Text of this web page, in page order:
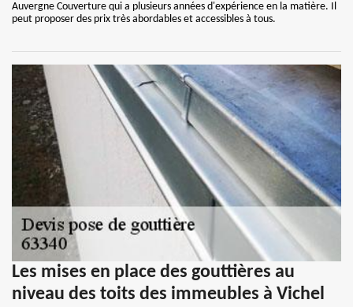
Auvergne Couverture qui a plusieurs années d'expérience en la matière. Il
peut proposer des prix très abordables et accessibles à tous.
Les mises en place des gouttières au
niveau des toits des immeubles à Vichel